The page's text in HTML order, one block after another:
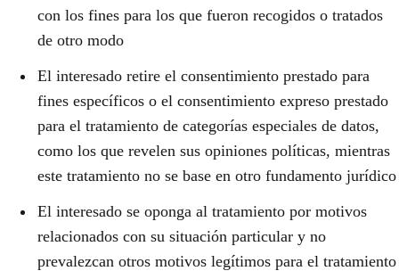
con los fines para los que fueron recogidos o tratados
de otro modo
El interesado retire el consentimiento prestado para
fines específicos o el consentimiento expreso prestado
para el tratamiento de categorías especiales de datos,
como los que revelen sus opiniones políticas, mientras
este tratamiento no se base en otro fundamento jurídico
El interesado se oponga al tratamiento por motivos
relacionados con su situación particular y no
prevalezcan otros motivos legítimos para el tratamiento